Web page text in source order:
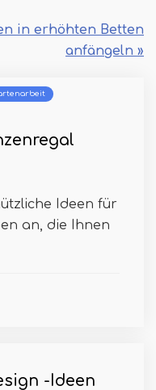
in erhöhten Betten
anfängeln »
Ideen für
an, die Ihnen
-Ideen